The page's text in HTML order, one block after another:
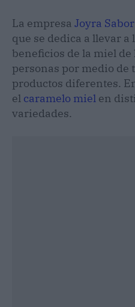
La empresa Joyra
que se dedica a llevar a
beneficios de la miel de
personas por medio de
productos diferentes.
el caramelo miel en
variedades.